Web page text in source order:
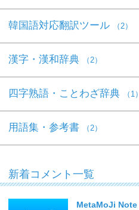
韓国語対応翻訳ツール （2）
漢字・漢和辞典 （2）
四字熟語・ことわざ辞典 （1）
用語集・参考書 （2）
新着コメント一覧
MetaMoJi Note